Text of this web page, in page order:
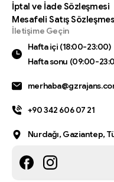
İptal ve İade Sözleşmesi
Mesafeli Satış
İletişime Geçin
Hafta içi (18:00-23:00)
Hafta sonu (09:00-
+90 342 606 07 21
Nurdağı, Gaziantep,
Bizi arayın
Hafta içi (18:00-
Bize bir mesaj
Mesajınızı